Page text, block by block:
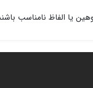
یا الفاظ نامناسب